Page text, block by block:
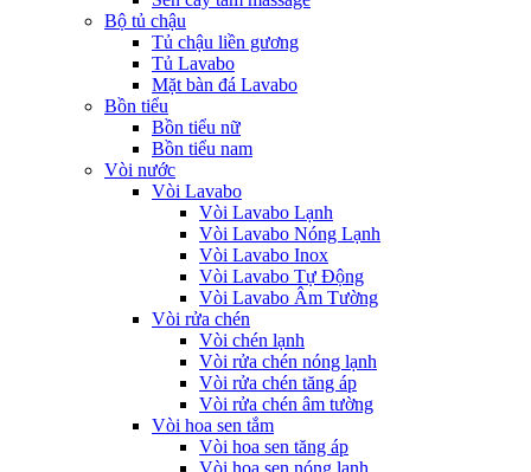
Bộ tủ chậu
Tủ chậu liền gương
Tủ Lavabo
Mặt bàn đá Lavabo
Bồn tiểu
Bồn tiểu nữ
Bồn tiểu nam
Vòi nước
Vòi Lavabo
Vòi Lavabo Lạnh
Vòi Lavabo Nóng Lạnh
Vòi Lavabo Inox
Vòi Lavabo Tự Động
Vòi Lavabo Âm Tường
Vòi rửa chén
Vòi chén lạnh
Vòi rửa chén nóng lạnh
Vòi rửa chén tăng áp
Vòi rửa chén âm tường
Vòi hoa sen tắm
Vòi hoa sen tăng áp
Vòi hoa sen nóng lạnh